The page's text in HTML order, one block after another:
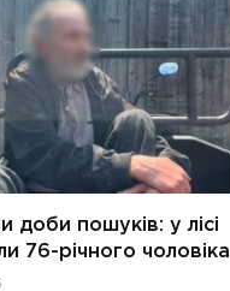
доби пошуків: у лісі
76-річного чоловіка